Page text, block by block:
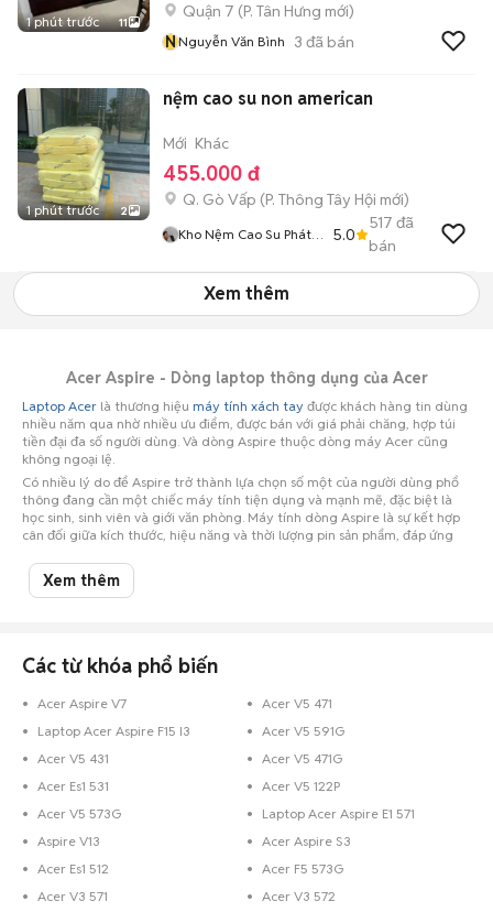
1 phút trước 11
Quận 7 (P. Tân Hưng mới)
NNguyễn Văn Bình 3 đã bán
1 phút trước 2
nệm cao su non american
Mới Khác
455.000 đ
Q. Gò Vấp (P. Thông Tây Hội mới)
Kho Nệm Cao Su Phát
5.0
517 đã
bán
Xem thêm
Acer Aspire - Dòng laptop thông dụng của Acer
Laptop Acer là thương hiệu máy tính xách tay được khách hàng tin dùng
nhiều năm qua nhờ nhiều ưu điểm, được bán với giá phải chăng, hợp túi
tiền đại đa số người dùng. Và dòng Aspire thuộc dòng máy Acer cũng
không ngoại lệ.
Có nhiều lý do để Aspire trở thành lựa chọn số một của người dùng phổ
thông đang cần một chiếc máy tính tiện dụng và mạnh mẽ, đặc biệt là
học sinh, sinh viên và giới văn phòng. Máy tính dòng Aspire là sự kết hợp
cân đối giữa kích thước, hiệu năng và thời lượng pin sản phẩm, đáp ứng
Các laptop dòng Aspire luôn có hai chữ cái AS trong tên model, với rất
nhiều kích thước màn hình khác nhau, từ các netbook 10-inch cho tới
sau AS đề cập đến kích thước màn hình.
Chợ Tốt – Chợ mua bán laptop trực tuyến hàng đầu Việt
đến với Chợ Tốt – Chợ mua bán laptop giá rẻ hàng đầu Việt Nam để
tham khảo giá laptop Acer Aspire và tìm ngay cho mình một chiếc máy
Trường hợp bạn đang sở hữu một chiếc máy laptop Acer Aspire đã qua sử
dụng và muốn bán, hãy chụp hình lại và đăng tin rao bán ngay trên Chợ
Tốt.
Chợ Tốtsẽ kết nối bạn với những người cần nó lại với nhau. Chợ Tốt -
Rao ngay, mua bán liền tay, ngại gì không thử.
Và để cho mọi giao dịch trên Chợ Tốt được đảm bảo, chúng tôi sẽ hướng
Xem thêm
Các từ khóa phổ biến
Acer Aspire V7
Acer V5 471
Laptop Acer Aspire F15 I3
Acer V5 591G
Acer V5 431
Acer V5 471G
Acer Es1 531
Acer V5 122P
Acer V5 573G
Laptop Acer Aspire E1 571
Aspire V13
Acer Aspire S3
Acer Es1 512
Acer F5 573G
Acer V3 571
Acer V3 572